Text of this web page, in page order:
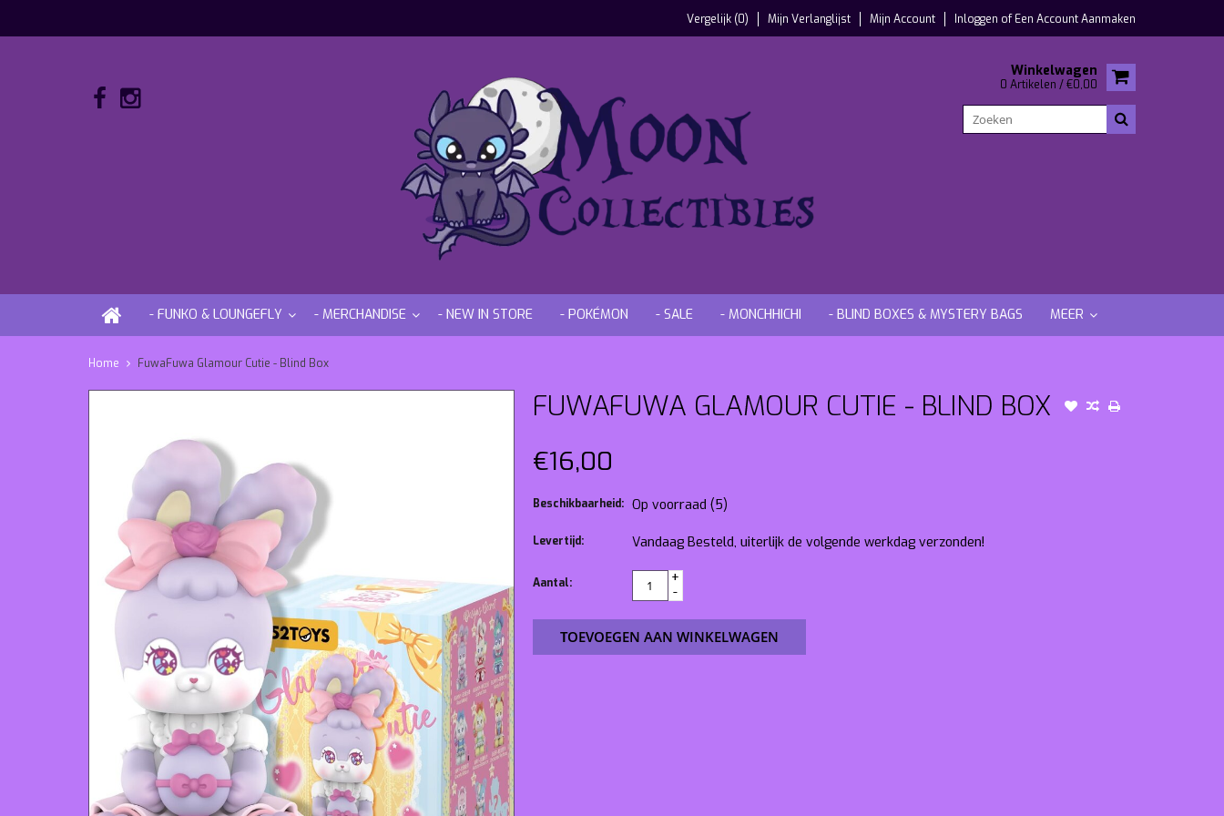
Vergelijk (0) Mijn Verlanglijst Mijn Account Inloggen ofEen Account Aanmaken
Winkelwagen
0 Artikelen / €0,00
- FUNKO & LOUNGEFLY - MERCHANDISE - NEW IN STORE - POKÉMON - SALE - MONCHHICHI - BLIND BOXES & MYSTERY BAGS MEER
Home FuwaFuwa Glamour Cutie - Blind Box
FUWAFUWA GLAMOUR CUTIE - BLIND BOX
€16,00
Beschikbaarheid: Op voorraad (5)
Levertijd: Vandaag Besteld, uiterlijk de volgende werkdag verzonden!
Aantal:
+
-
TOEVOEGEN AAN WINKELWAGEN